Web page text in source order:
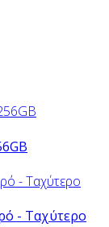
- Ταχύτερο